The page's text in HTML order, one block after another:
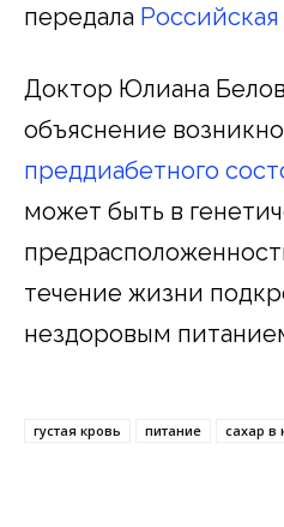
передала Российская
Доктор Юлиана
объяснение
преддиабетного
может быть в
течение жизни
нездоровым
густая кровь питание сахар в